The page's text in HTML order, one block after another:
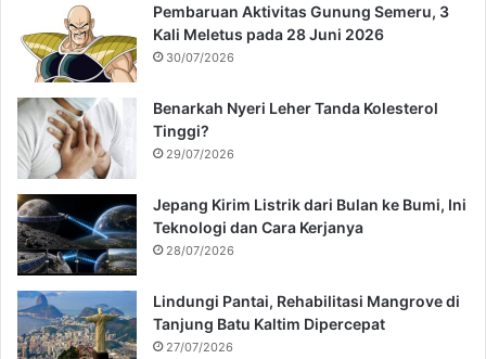
Pembaruan Aktivitas Gunung Semeru, 3
Kali Meletus pada 28 Juni 2026
30/07/2026
Benarkah Nyeri Leher Tanda Kolesterol
Tinggi?
29/07/2026
Jepang Kirim Listrik dari Bulan ke Bumi, Ini
Teknologi dan Cara Kerjanya
28/07/2026
Lindungi Pantai, Rehabilitasi Mangrove di
Tanjung Batu Kaltim Dipercepat
27/07/2026